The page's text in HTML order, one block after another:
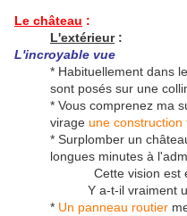
Le château :
L'extérieur:
L'incroyable vue
* Habituellement dans
sont posés sur une
* Vous comprenez ma
virage une construction
* Surplomber un
longues minutes à
Cette vision est
Y a-t-il vraiment
* Un panneau routier